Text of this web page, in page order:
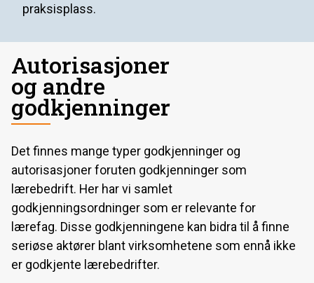
praksisplass.
Autorisasjoner
og andre
godkjenninger
Det finnes mange typer godkjenninger og
autorisasjoner foruten godkjenninger som
lærebedrift. Her har vi samlet
godkjenningsordninger som er relevante for
lærefag. Disse godkjenningene kan bidra til å finne
seriøse aktører blant virksomhetene som ennå ikke
er godkjente lærebedrifter.